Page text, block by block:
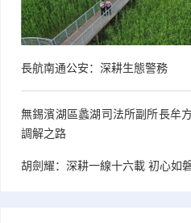
長航南通公安：深耕生態警務
無錫濱湖區蠡湖司法所副所長牟
調解之路
胡劍耀：深耕一線十六載 初心如